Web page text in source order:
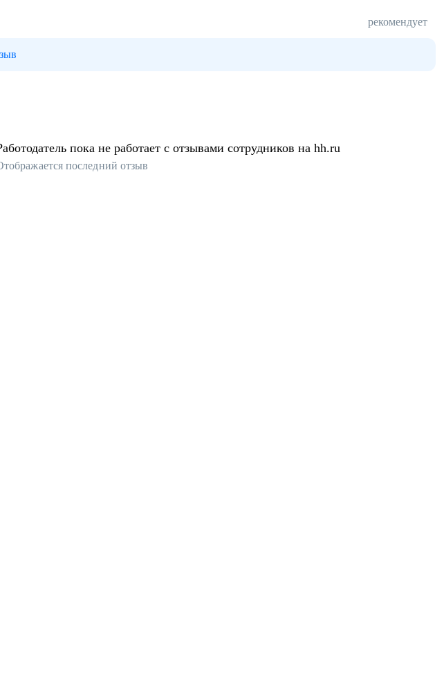
рекомендует
пока не работает с отзывами сотрудников на hh.ru
последний отзыв